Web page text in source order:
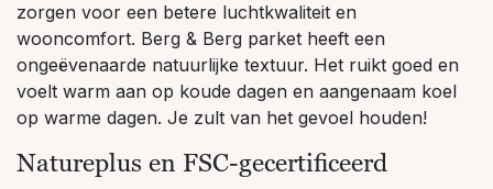
zorgen voor een betere luchtkwaliteit en
wooncomfort. Berg & Berg parket heeft een
ongeëvenaarde natuurlijke textuur. Het ruikt goed en
voelt warm aan op koude dagen en aangenaam koel
op warme dagen. Je zult van het gevoel houden!
Natureplus en FSC-gecertificeerd